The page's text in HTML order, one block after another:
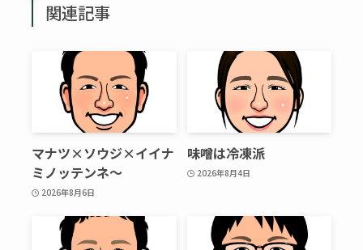
関連記事
マナツ×ソウジ×イイナ
ミノッテンネ～
2026年8月6日
味噌は冷凍派
2026年8月4日